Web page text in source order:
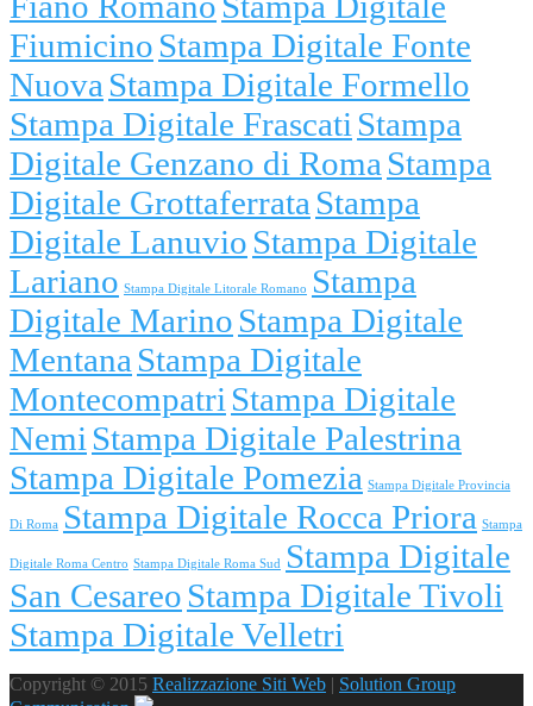
Fiumicino Stampa Digitale Fonte
Nuova Stampa Digitale Formello
Stampa Digitale Frascati Stampa
Digitale Genzano di Roma Stampa
Digitale Grottaferrata Stampa
Digitale Lanuvio Stampa Digitale
Lariano Stampa Digitale Litorale Romano
Stampa
Digitale Marino Stampa Digitale
Mentana Stampa Digitale
Montecompatri Stampa Digitale
Nemi Stampa Digitale Palestrina
Stampa Digitale Pomezia Stampa Digitale Provincia
Di Roma Stampa Digitale Rocca Priora Stampa
Digitale Roma Centro Stampa Digitale Roma Sud
Stampa Digitale
San Cesareo Stampa Digitale Tivoli
Stampa Digitale Velletri
Copyright © 2015 Realizzazione Siti Web | Solution Group